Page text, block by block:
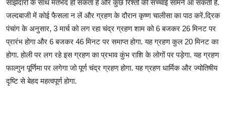
साझेदारों के साथ मतभेद हो सकता है और कुछ रिश्तों की सच्चाई सामने आ सकती है.
जल्दबाजी में कोई फैसला न लें और ग्रहण के दौरान कृष्ण चालीसा का पाठ करें.द्रिक
पंचांग के अनुसार, 3 मार्च को लग रहा चंद्र ग्रहण शाम को 6 बजकर 26 मिनट पर
प्रारंभ होगा और 6 बजकर 46 मिनट पर समाप्त होगा. यह ग्रहण कुल 20 मिनट का
होगा. होली पर लग रहे इस ग्रहण का प्रभाव कुंभ राशि के लोगों पर पड़ेगा. यह ग्रहण
फाल्गुन पूर्णिमा पर लगेगा जो पूर्ण चंद्र ग्रहण होगा. यह ग्रहण धार्मिक और ज्योतिषीय
दृष्टि से बेहद महत्वपूर्ण होगा.